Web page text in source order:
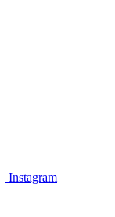
Instagram